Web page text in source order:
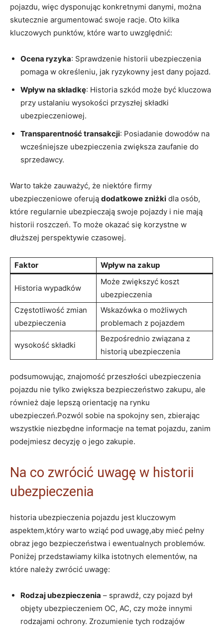
pojazdu, więc dysponując konkretnymi danymi, można
skutecznie argumentować swoje racje. Oto kilka
kluczowych punktów, które warto uwzględnić:
Ocena ryzyka: Sprawdzenie historii ubezpieczenia
pomaga w określeniu, jak ryzykowny jest dany pojazd.
Wpływ na składkę: Historia szkód może być kluczowa
przy ustalaniu wysokości przyszłej składki
ubezpieczeniowej.
Transparentność transakcji: Posiadanie dowodów na
wcześniejsze ubezpieczenia zwiększa zaufanie do
sprzedawcy.
Warto także zauważyć, że niektóre firmy
ubezpieczeniowe oferują dodatkowe zniżki dla osób,
które regularnie ubezpieczają swoje pojazdy i nie mają
historii roszczeń. To może okazać się korzystne w
dłuższej perspektywie czasowej.
Faktor Wpływ na zakup
Historia wypadków
Może zwiększyć koszt
ubezpieczenia
Częstotliwość zmian
ubezpieczenia
Wskazówka o możliwych
problemach z pojazdem
wysokość składki
Bezpośrednio związana z
historią ubezpieczenia
podsumowując, znajomość przeszłości ubezpieczenia
pojazdu nie tylko zwiększa bezpieczeństwo zakupu, ale
również daje lepszą orientację na rynku
ubezpieczeń.Pozwól sobie na spokojny sen, zbierając
wszystkie niezbędne informacje na temat pojazdu, zanim
podejmiesz decyzję o jego zakupie.
Na co zwrócić uwagę w historii
ubezpieczenia
historia ubezpieczenia pojazdu jest kluczowym
aspektem,który warto wziąć pod uwagę,aby mieć pełny
obraz jego bezpieczeństwa i ewentualnych problemów.
Poniżej przedstawiamy kilka istotnych elementów, na
które należy zwrócić uwagę:
Rodzaj ubezpieczenia – sprawdź, czy pojazd był
objęty ubezpieczeniem OC, AC, czy może innymi
rodzajami ochrony. Zrozumienie tych rodzajów